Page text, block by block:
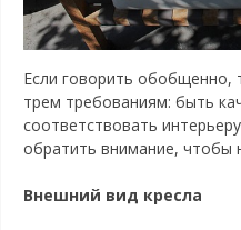
Если говорить обобщенно,
трем требованиям: быть
соответствовать
обратить внимание, чтобы
Внешний вид кресла